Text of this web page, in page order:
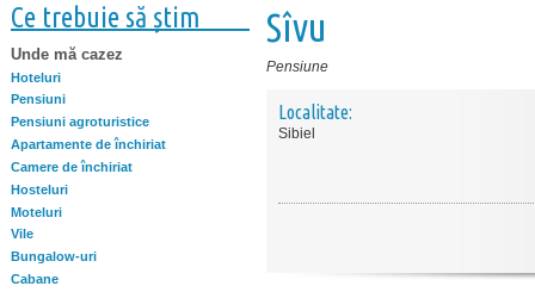
Ce trebuie să știm
Unde mă cazez
Hoteluri
Pensiuni
Pensiuni agroturistice
Apartamente de închiriat
Camere de închiriat
Hosteluri
Moteluri
Vile
Bungalow-uri
Cabane
Sîvu
Pensiune
Localitate:
Sibiel